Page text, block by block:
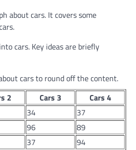
about cars. It covers some
cars. Key ideas are briefly
cars to round off the content.
2 Cars 3
Cars 4
34
37
96
89
37 94